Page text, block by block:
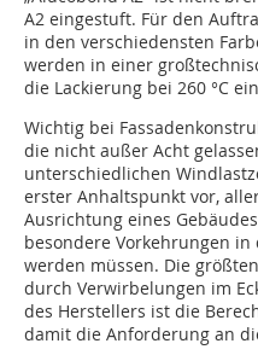
A2 eingestuft. Für den
in den verschiedensten
werden in einer
die Lackierung bei 260 °C
Wichtig bei
die nicht außer Acht
unterschiedlichen
erster Anhaltspunkt vor,
Ausrichtung eines
besondere Vorkehrungen
werden müssen. Die
durch Verwirbelungen im
des Herstellers ist die
damit die Anforderung an